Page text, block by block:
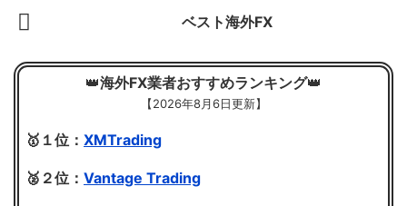
ベスト海外FX
👑海外FX業者おすすめランキング👑
【2026年8月6日更新】
🥇１位： XMTrading
🥈２位： Vantage Trading